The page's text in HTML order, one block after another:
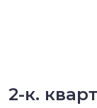
2-к.